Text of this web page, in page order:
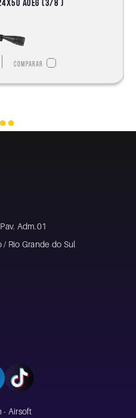
AOEG (3/8 )
Comparar
Adm.01
/ Rio Grande do Sul
- Airsoft